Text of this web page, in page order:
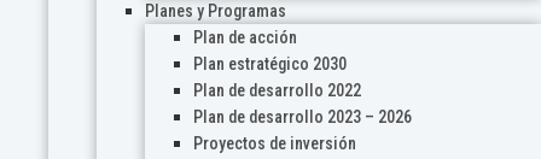
Planes y Programas
Plan de acción
Plan estratégico 2030
Plan de desarrollo 2022
Plan de desarrollo 2023 – 2026
Proyectos de inversión